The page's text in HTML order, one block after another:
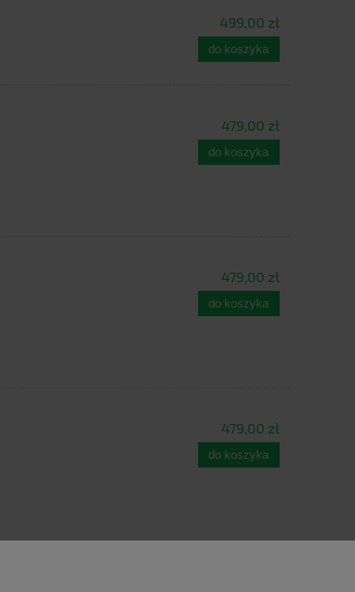
499,00 zł
do koszyka
479,00 zł
do koszyka
479,00 zł
do koszyka
479,00 zł
do koszyka